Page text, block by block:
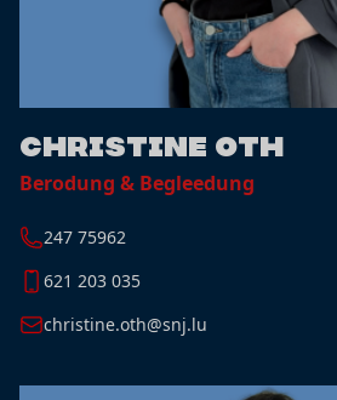
Christine Oth
Berodung & Begleedung
247 75962
621 203 035
christine.oth@snj.lu